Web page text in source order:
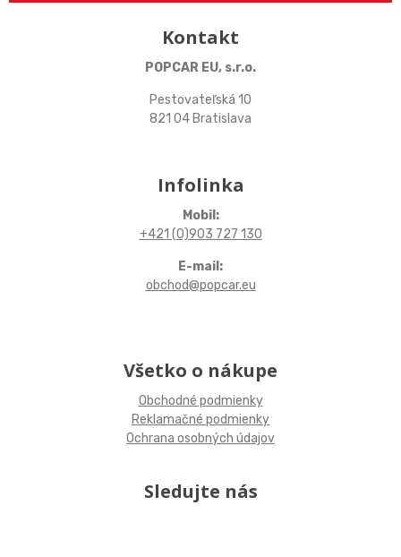
Kontakt
POPCAR EU, s.r.o.
Pestovateľská 10
821 04 Bratislava
Infolinka
Mobil:
+421 (0)903 727 130
E-mail:
obchod@popcar.eu
Všetko o nákupe
Obchodné podmienky
Reklamačné podmienky
Ochrana osobných údajov
Sledujte nás